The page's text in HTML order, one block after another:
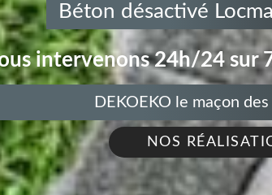
Béton désactivé
intervenons 24h/24 sur
DEKOEKO le maçon
NOS